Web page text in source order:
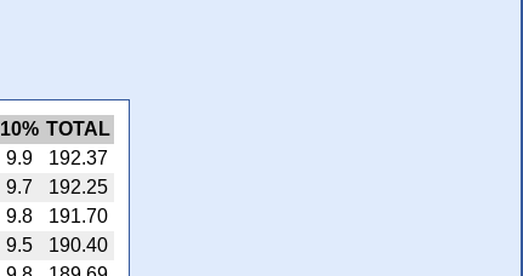
10% TOTAL
9.9
192.37
9.7
192.25
9.8
191.70
9.5
190.40